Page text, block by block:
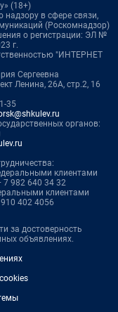
(18+)
в сфере связи,
(Роскомнадзор)
о регистрации: ЭЛ №
г.
"ИНТЕРНЕТ
Сергеевна
Ленина, 26А, стр.2, 16
35
органов:
клиентами
7 982 640 34 32
клиентами
402 4056
за достоверность
объявлениях.